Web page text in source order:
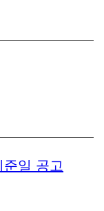
일 공고